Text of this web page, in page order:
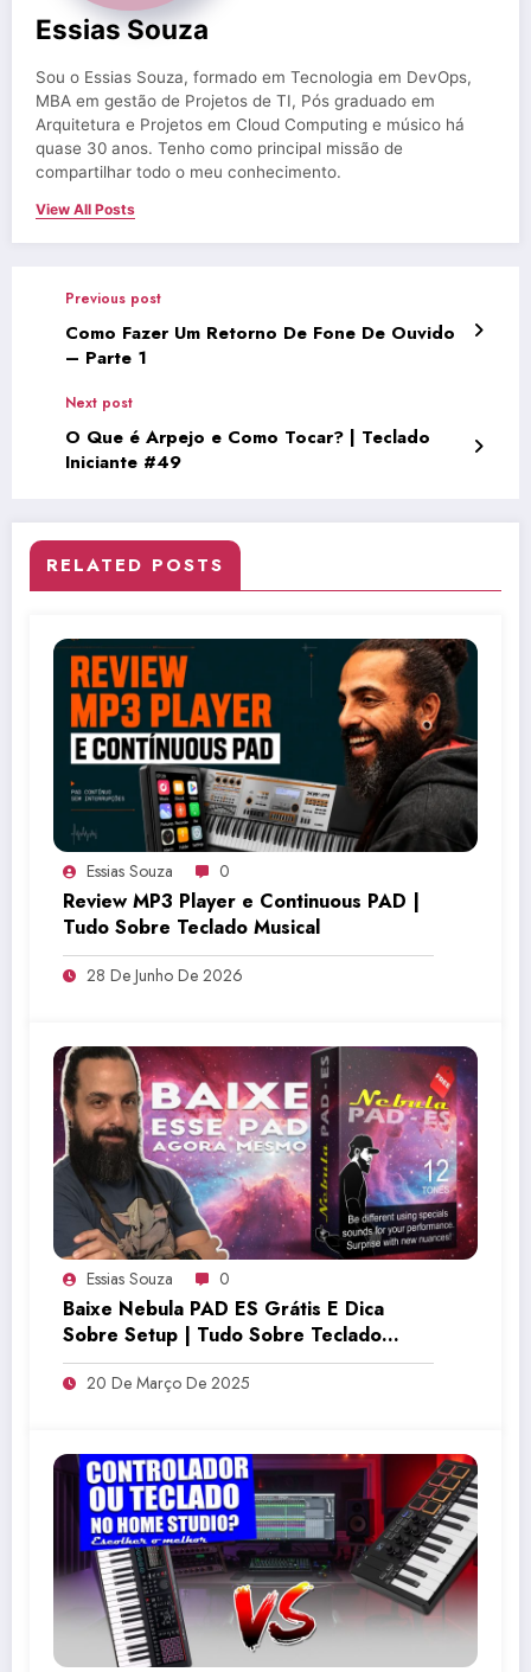
Essias Souza
Sou o Essias Souza, formado em Tecnologia em DevOps,
MBA em gestão de Projetos de TI, Pós graduado em
Arquitetura e Projetos em Cloud Computing e músico há
quase 30 anos. Tenho como principal missão de
compartilhar todo o meu conhecimento.
View All Posts
Previous post
Como Fazer Um Retorno De Fone De Ouvido
– Parte 1
Next post
O Que é Arpejo e Como Tocar? | Teclado
Iniciante #49
RELATED POSTS
Essias Souza 0
Review MP3 Player e Continuous PAD |
Tudo Sobre Teclado Musical
28 De Junho De 2026
Essias Souza 0
Baixe Nebula PAD ES Grátis E Dica
Sobre Setup | Tudo Sobre Teclado
Musical
20 De Março De 2025